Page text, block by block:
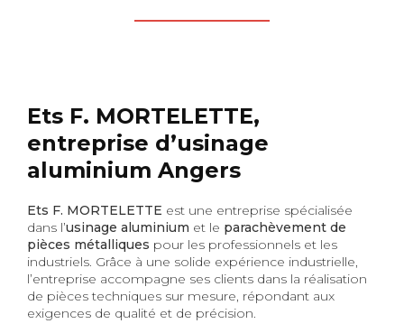
Ets F. MORTELETTE,
entreprise d’usinage
aluminium Angers
Ets F. MORTELETTE est une entreprise spécialisée
dans l’usinage aluminium et le parachèvement de
pièces métalliques pour les professionnels et les
industriels. Grâce à une solide expérience industrielle,
l’entreprise accompagne ses clients dans la réalisation
de pièces techniques sur mesure, répondant aux
exigences de qualité et de précision.